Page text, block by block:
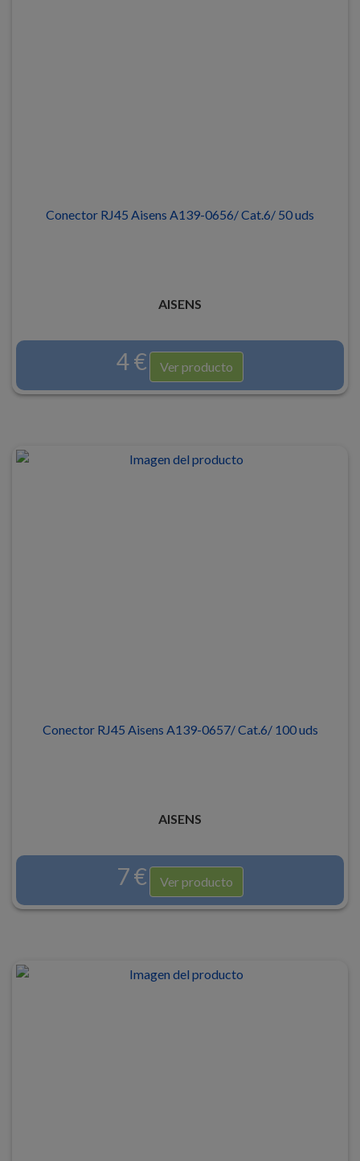
Conector RJ45 Aisens A139-0656/ Cat.6/ 50 uds
AISENS
4 € Ver producto
Conector RJ45 Aisens A139-0657/ Cat.6/ 100 uds
AISENS
7 € Ver producto